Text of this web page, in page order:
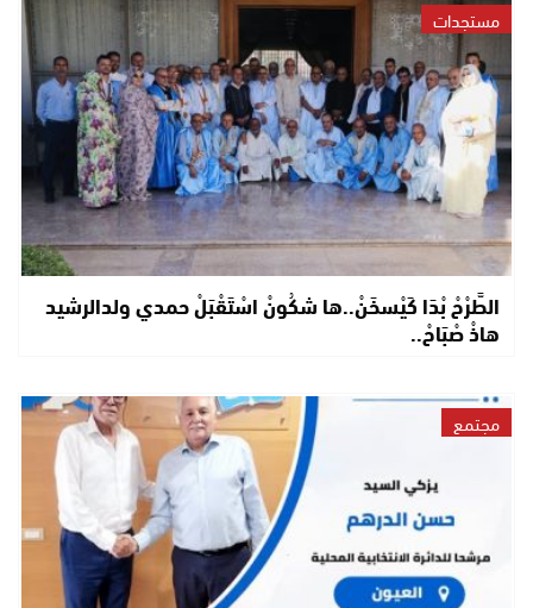
مستجدات
الطَّرْحْ بْدَا كَيْسخَنْ..ها شكُونْ اسْتَقْبَلْ حمدي ولدالرشيد
هاذْ صْبَاحْ..
مجتمع